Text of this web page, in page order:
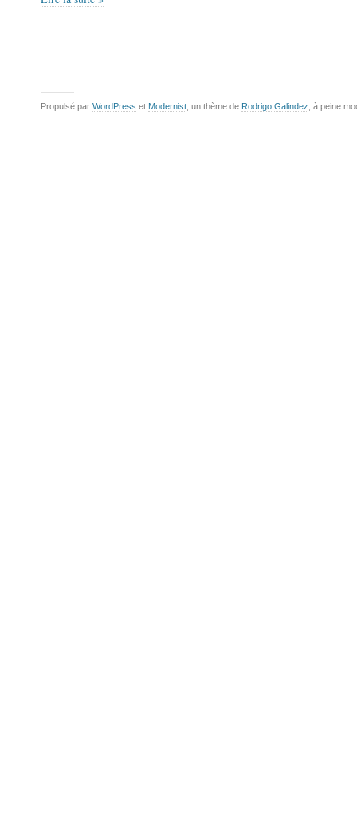
Propulsé par WordPress et Modernist , un thème de Rodrigo Galindez , à peine